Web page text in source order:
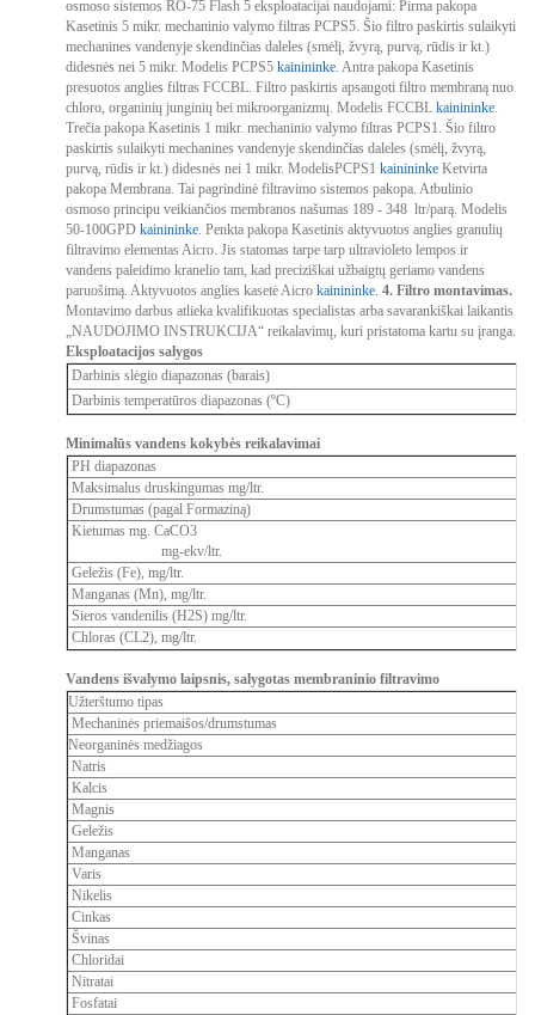
osmoso sistemos RO-75 Flash 5 eksploatacijai naudojami: Pirma pakopa
Kasetinis 5 mikr. mechaninio valymo filtras PCPS5. Šio filtro paskirtis sulaikyti
mechanines vandenyje skendinčias daleles (smėlį, žvyrą, purvą, rūdis ir kt.)
didesnės nei 5 mikr. Modelis PCPS5 kainininke. Antra pakopa Kasetinis
presuotos anglies filtras FCCBL. Filtro paskirtis apsaugoti filtro membraną nuo
chloro, organinių junginių bei mikroorganizmų. Modelis FCCBL kainininke.
Trečia pakopa Kasetinis 1 mikr. mechaninio valymo filtras PCPS1. Šio filtro
paskirtis sulaikyti mechanines vandenyje skendinčias daleles (smėlį, žvyrą,
purvą, rūdis ir kt.) didesnės nei 1 mikr. ModelisPCPS1 kainininke Ketvirta
pakopa Membrana. Tai pagrindinė filtravimo sistemos pakopa. Atbulinio
osmoso principu veikiančios membranos našumas 189 - 348 ltr/parą. Modelis
50-100GPD kainininke. Penkta pakopa Kasetinis aktyvuotos anglies granulių
filtravimo elementas Aicro. Jis statomas tarpe tarp ultravioleto lempos ir
vandens paleidimo kranelio tam, kad preciziškai užbaigtų geriamo vandens
paruošimą. Aktyvuotos anglies kasetė Aicro kainininke. 4. Filtro montavimas.
Montavimo darbus atlieka kvalifikuotas specialistas arba savarankiškai laikantis
„NAUDOJIMO INSTRUKCIJA“ reikalavimų, kuri pristatoma kartu su įranga.
Eksploatacijos salygos
Darbinis slėgio diapazonas (barais)
Darbinis temperatūros diapazonas (ºC)
Minimalūs vandens kokybės reikalavimai
PH diapazonas
Maksimalus druskingumas mg/ltr.
Drumstumas (pagal Formaziną)
Kietumas mg. СаСО3
mg-ekv/ltr.
Geležis (Fe), mg/ltr.
Manganas (Mn), mg/ltr.
Sieros vandenilis (H2S) mg/ltr.
Chloras (CL2), mg/ltr.
Vandens išvalymo laipsnis, salygotas membraninio filtravimo
Užterštumo tipas
Mechaninės priemaišos/drumstumas
Neorganinės medžiagos
Natris
Kalcis
Magnis
Geležis
Manganas
Varis
Nikelis
Cinkas
Švinas
Chloridai
Nitratai
Fosfatai